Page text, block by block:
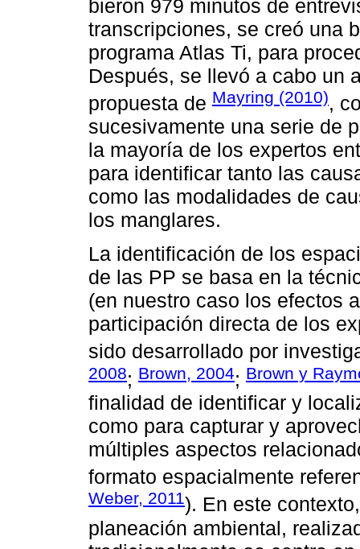
bieron 979 minutos de
transcripciones, se creó una
programa Atlas Ti, para
Después, se llevó a cabo un
propuesta de Mayring (2010),
sucesivamente una serie de
la mayoría de los expertos
para identificar tanto las
como las modalidades de
los manglares.
La identificación de los
de las PP se basa en la
(en nuestro caso los efectos
participación directa de los
sido desarrollado por
2008; Brown, 2004; Brown y
finalidad de identificar y
como para capturar y
múltiples aspectos
formato espacialmente
Weber, 2011). En este
planeación ambiental,